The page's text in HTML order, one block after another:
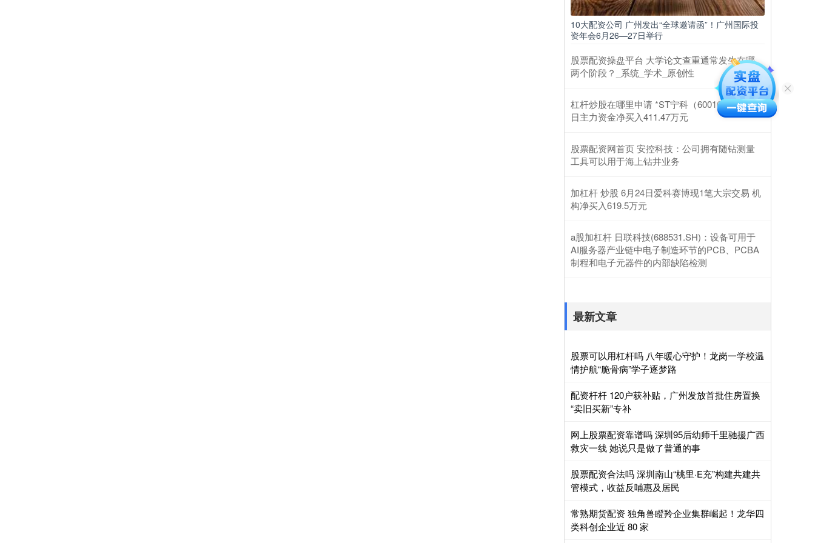
10大配资公司 广州发出“全球邀请函”！广州国际投
资年会6月26—27日举行
股票配资操盘平台 大学论文查重通常发生在哪
两个阶段？_系统_学术_原创性
杠杆炒股在哪里申请 *ST宁科（600165）2月25
日主力资金净买入411.47万元
股票配资网首页 安控科技：公司拥有随钻测量
工具可以用于海上钻井业务
加杠杆 炒股 6月24日爱科赛博现1笔大宗交易 机
构净买入619.5万元
a股加杠杆 日联科技(688531.SH)：设备可用于
AI服务器产业链中电子制造环节的PCB、PCBA
制程和电子元器件的内部缺陷检测
最新文章
股票可以用杠杆吗 八年暖心守护！龙岗一学校温
情护航“脆骨病”学子逐梦路
配资杆杆 120户获补贴，广州发放首批住房置换
“卖旧买新”专补
网上股票配资靠谱吗 深圳95后幼师千里驰援广西
救灾一线 她说只是做了普通的事
股票配资合法吗 深圳南山“桃里·E充”构建共建共
管模式，收益反哺惠及居民
常熟期货配资 独角兽瞪羚企业集群崛起！龙华四
类科创企业近 80 家